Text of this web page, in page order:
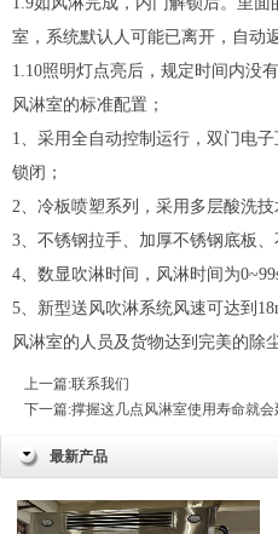
室，系统默认人可能已离开，自动
1.10照明灯点亮后，规定时间内没
风淋室的标准配置；
1、采用全自动控制运行，双门电
锁闭；
2、冷板喷塑系列，采用多层酸洗技
3、不锈钢拉手、加厚不锈钢底板
4、数显吹淋时间，风淋时间为
5、新型送风吹淋系统风速可达到
风淋室的人员及货物达到完美的除
上一篇:联系我们
下一篇:撑握这几点风淋室使用寿命就会
最新产品